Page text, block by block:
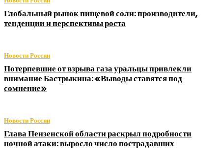
Глобальный рынок пищевой соли: производители,
тенденции и перспективы роста
Новости России
Потерпевшие от взрыва газа уральцы привлекли
внимание Бастрыкина: «Выводы ставятся под
сомнение»
Новости России
Глава Пензенской области раскрыл подробности
ночной атаки: выросло число пострадавших